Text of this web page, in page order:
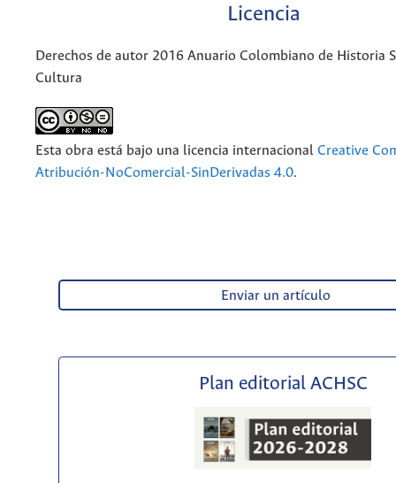
Licencia
Derechos de autor 2016 Anuario Colombiano de Historia
Cultura
Esta obra está bajo una licencia internacional Creative
Atribución-NoComercial-SinDerivadas 4.0.
Enviar un artículo
Plan editorial ACHSC